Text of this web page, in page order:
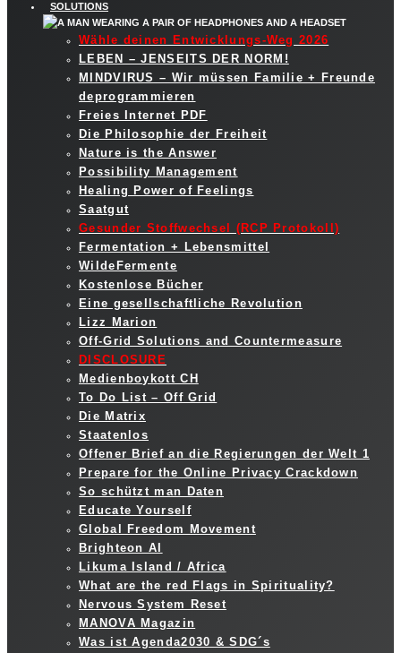
SOLUTIONS
Wähle deinen Entwicklungs-Weg 2026
LEBEN – JENSEITS DER NORM!
MINDVIRUS – Wir müssen Familie + Freunde
deprogrammieren
Freies Internet PDF
Die Philosophie der Freiheit
Nature is the Answer
Possibility Management
Healing Power of Feelings
Saatgut
Gesunder Stoffwechsel (RCP Protokoll)
Fermentation + Lebensmittel
WildeFermente
Kostenlose Bücher
Eine gesellschaftliche Revolution
Lizz Marion
Off-Grid Solutions and Countermeasure
DISCLOSURE
Medienboykott CH
To Do List – Off Grid
Die Matrix
Staatenlos
Offener Brief an die Regierungen der Welt 1
Prepare for the Online Privacy Crackdown
So schützt man Daten
Educate Yourself
Global Freedom Movement
Brighteon AI
Likuma Island / Africa
What are the red Flags in Spirituality?
Nervous System Reset
MANOVA Magazin
Was ist Agenda2030 & SDG´s